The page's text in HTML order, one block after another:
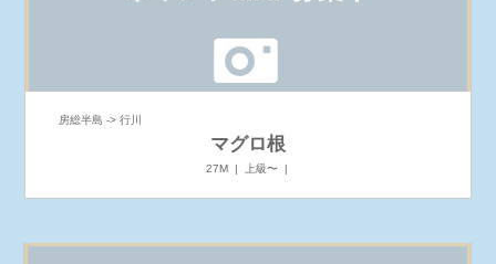
房総半島 -> 行川
マグロ根
27M | 上級〜 |